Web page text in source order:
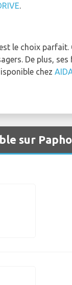
.
le choix
De plus,
chez
sur